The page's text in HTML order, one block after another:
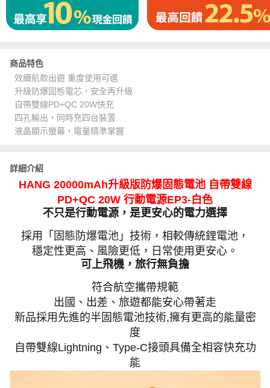
商品特色
效續航款出遊 重度使用可選
升級防爆固態電芯，安全再升級
自帶雙線PD+QC 20W快充
四孔輸出，同時充四台裝置
液晶顯示螢幕，電量精準掌握
詳細介紹
HANG 20000mAh升級版防爆固態電池 自帶雙線
PD+QC 20W 行動電源EP3-白色
不只是行動電源，是更安心的電力選擇
採用「固態防爆電池」技術，相較傳統鋰電池，
穩定性更高、風險更低，日常使用更安心。
可上飛機，旅行無負擔
符合航空攜帶規範
出國、出差、旅遊都能安心帶著走
新品採用先進的半固態電池技術,擁有更高的能量密
度
自帶雙線Lightning、Type-C接頭具備全相容快充功
能